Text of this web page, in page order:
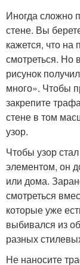
Иногда сложно
стене. Вы
кажется, что на
смотреться. Но
рисунок
много». Чтобы
закрепите
стене в том
узор.
Чтобы узор
элементом, он
или дома.
смотреться
которые уже
выбивался из
разных
Не наносите